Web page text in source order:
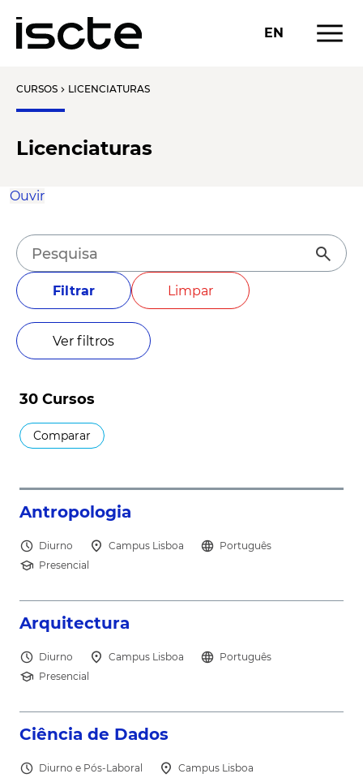
EN menu
CURSOS chevron_right LICENCIATURAS
Licenciaturas
Ouvir
search
Filtrar Limpar
Ver filtros
30 Cursos
Comparar
Antropologia
schedule Diurno location_on Campus Lisboa language Português
school Presencial
Arquitectura
schedule Diurno location_on Campus Lisboa language Português
school Presencial
Ciência de Dados
schedule Diurno e Pós-Laboral location_on Campus Lisboa